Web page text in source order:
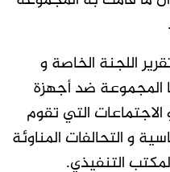
اللجنة الخاصة و
المجموعة ضد أجهزة
الاجتماعات التي تقوم
و التحالفات المناوئة
التنفيذي.